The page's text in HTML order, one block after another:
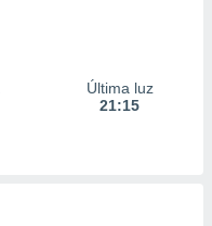
Última luz
21:15